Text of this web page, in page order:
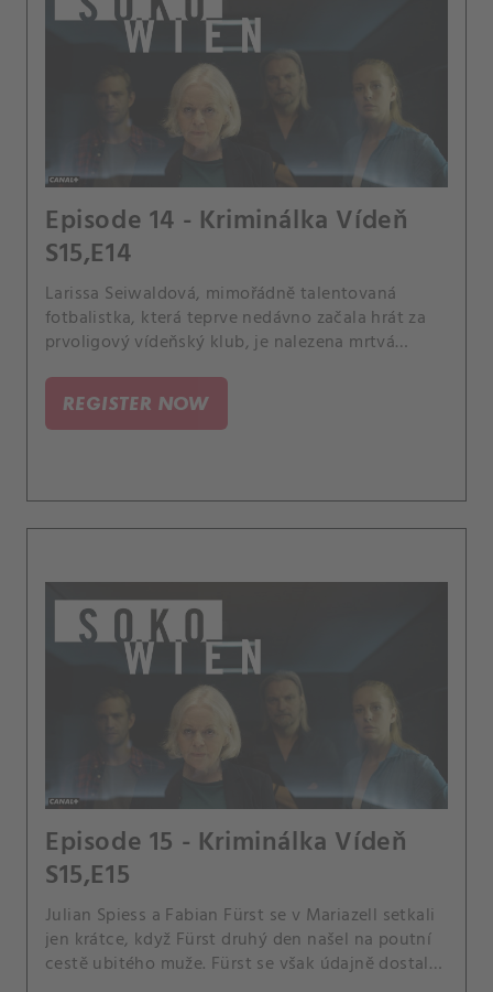
Episode 14 - Kriminálka Vídeň
S15,E14
Larissa Seiwaldová, mimořádně talentovaná
fotbalistka, která teprve nedávno začala hrát za
prvoligový vídeňský klub, je nalezena mrtvá
násilí na těle oběti se předpokládá, že byl
spáchán trestný čin, a vysoká hladina alkoholu by
REGISTER NOW
Episode 15 - Kriminálka Vídeň
S15,E15
Julian Spiess a Fabian Fürst se v Mariazell setkali
jen krátce, když Fürst druhý den našel na poutní
cestě ubitého muže. Fürst se však údajně dostal